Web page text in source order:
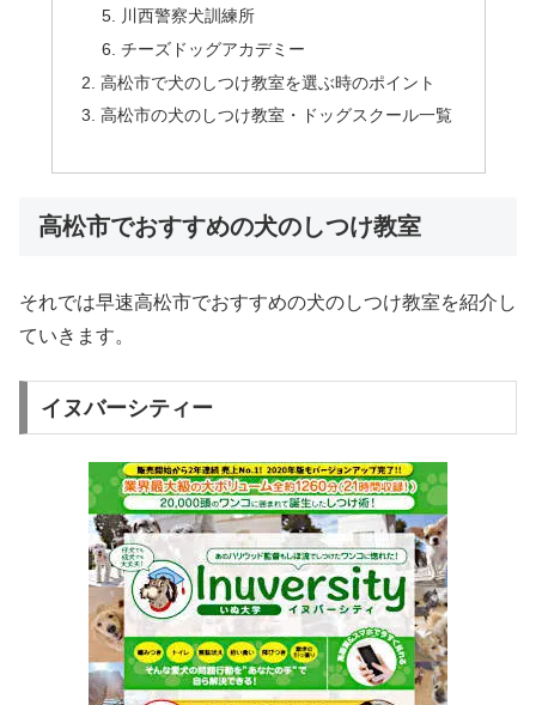
川西警察犬訓練所
チーズドッグアカデミー
高松市で犬のしつけ教室を選ぶ時のポイント
高松市の犬のしつけ教室・ドッグスクール一覧
高松市でおすすめの犬のしつけ教室
それでは早速高松市でおすすめの犬のしつけ教室を紹介し
ていきます。
イヌバーシティー